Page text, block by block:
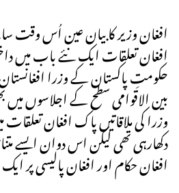
افغان وزیر کا بیان عین اُس
افغان تعلقات ایک نئے باب میں
حکومتِ پاکستان کے وزرا افغانستان
بین الاقوامی سطح کے اجلاسوں
وزرا کی ملاقاتیں پاک افغان
دکھارہی تھی لیکن اس دوان ایسے
افغان حکام اور افغان پالیسی پر